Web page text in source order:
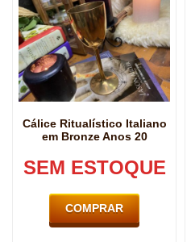
Cálice Ritualístico Italiano
em Bronze Anos 20
SEM ESTOQUE
COMPRAR